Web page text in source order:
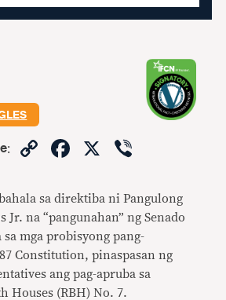
: CopyFacebook
X
sa direktiba ni Pangulong
Jr. na“pangunahan” ng Senado
sa mga probisyong pang-
Constitution, pinaspasan ng
ang pag-apruba sa
Houses (RBH) No. 7.